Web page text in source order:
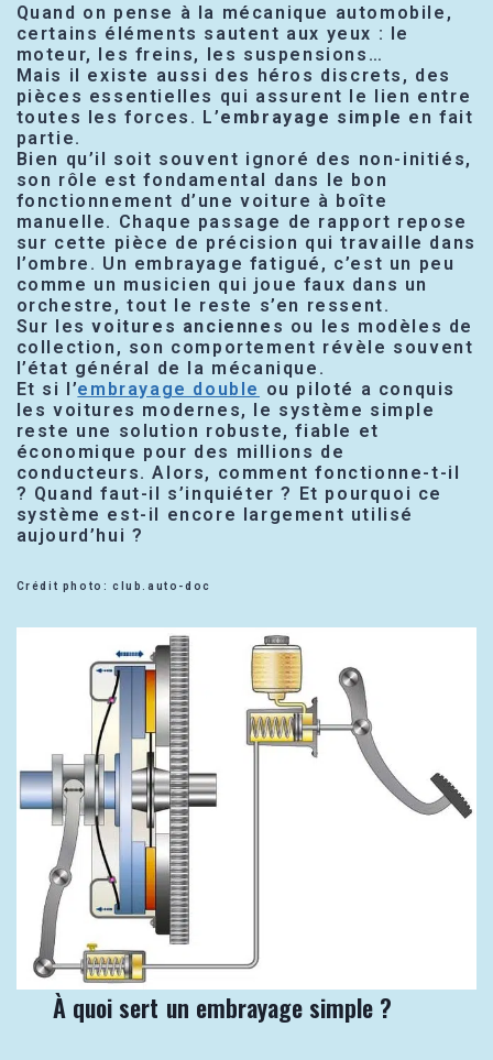
Quand on pense à la mécanique automobile,
certains éléments sautent aux yeux : le
moteur, les freins, les suspensions…
Mais il existe aussi des héros discrets, des
pièces essentielles qui assurent le lien entre
toutes les forces. L’embrayage simple en fait
partie.
Bien qu’il soit souvent ignoré des non-initiés,
son rôle est fondamental dans le bon
fonctionnement d’une voiture à boîte
manuelle. Chaque passage de rapport repose
sur cette pièce de précision qui travaille dans
l’ombre. Un embrayage fatigué, c’est un peu
comme un musicien qui joue faux dans un
orchestre, tout le reste s’en ressent.
Sur lesvoitures anciennes ou les modèles de
collection, son comportement révèle souvent
l’état général de la mécanique.
Et si l’embrayage double ou piloté a conquis
les voitures modernes, le système simple
reste une solution robuste, fiable et
économique pour des millions de
conducteurs. Alors, comment fonctionne-t-il
? Quand faut-il s’inquiéter ? Et pourquoi ce
système est-il encore largement utilisé
aujourd’hui ?
Crédit photo: club.auto-doc
À quoi sert un embrayage simple ?